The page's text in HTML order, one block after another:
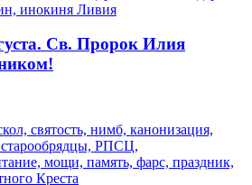
Св. Пророк Илия